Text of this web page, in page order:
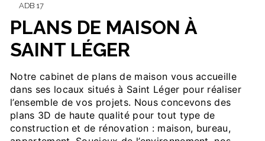
ADB 17
PLANS DE MAISON À
SAINT LÉGER
Notre cabinet de plans de maison vous accueille
dans ses locaux situés à Saint Léger pour réaliser
l’ensemble de vos projets. Nous concevons des
plans 3D de haute qualité pour tout type de
construction et de rénovation : maison, bureau,